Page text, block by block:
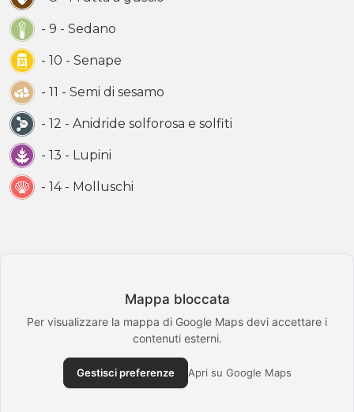
- 9 - Sedano
- 10 - Senape
- 11 - Semi di sesamo
- 12 - Anidride solforosa e solfiti
- 13 - Lupini
- 14 - Molluschi
Mappa bloccata
Per visualizzare la mappa di Google Maps devi accettare i
contenuti esterni.
Gestisci preferenze Apri su Google Maps